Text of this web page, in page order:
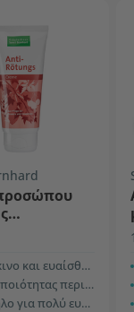
ευαίσθητο δέρμα
περιποίηση
πολύ ευαίσθητο δέρμα